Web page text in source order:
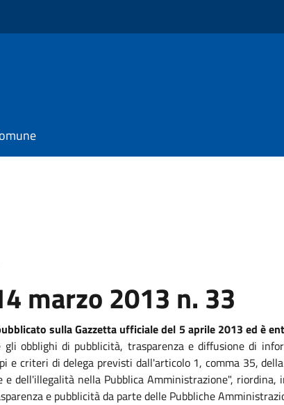
marzo 2013 n. 33
sulla Gazzetta ufficiale del 5 aprile 2013 ed è
obblighi di pubblicità, trasparenza e diffusione di
e criteri di delega previsti dall'articolo 1, comma 35,
dell'illegalità nella Pubblica Amministrazione",
e pubblicità da parte delle Pubbliche